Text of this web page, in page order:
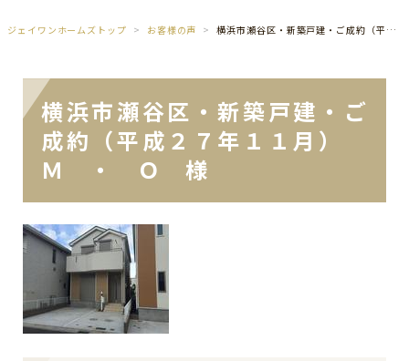
ジェイワンホームズトップ お客様の声 横浜市瀬谷区・新築戸建・ご成約（平成２７年１１月） Ｍ ・ Ｏ 様
横浜市瀬谷区・新築戸建・ご
成約（平成２７年１１月）
Ｍ ・ Ｏ 様